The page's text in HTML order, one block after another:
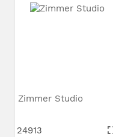
Zimmer Studio
24913